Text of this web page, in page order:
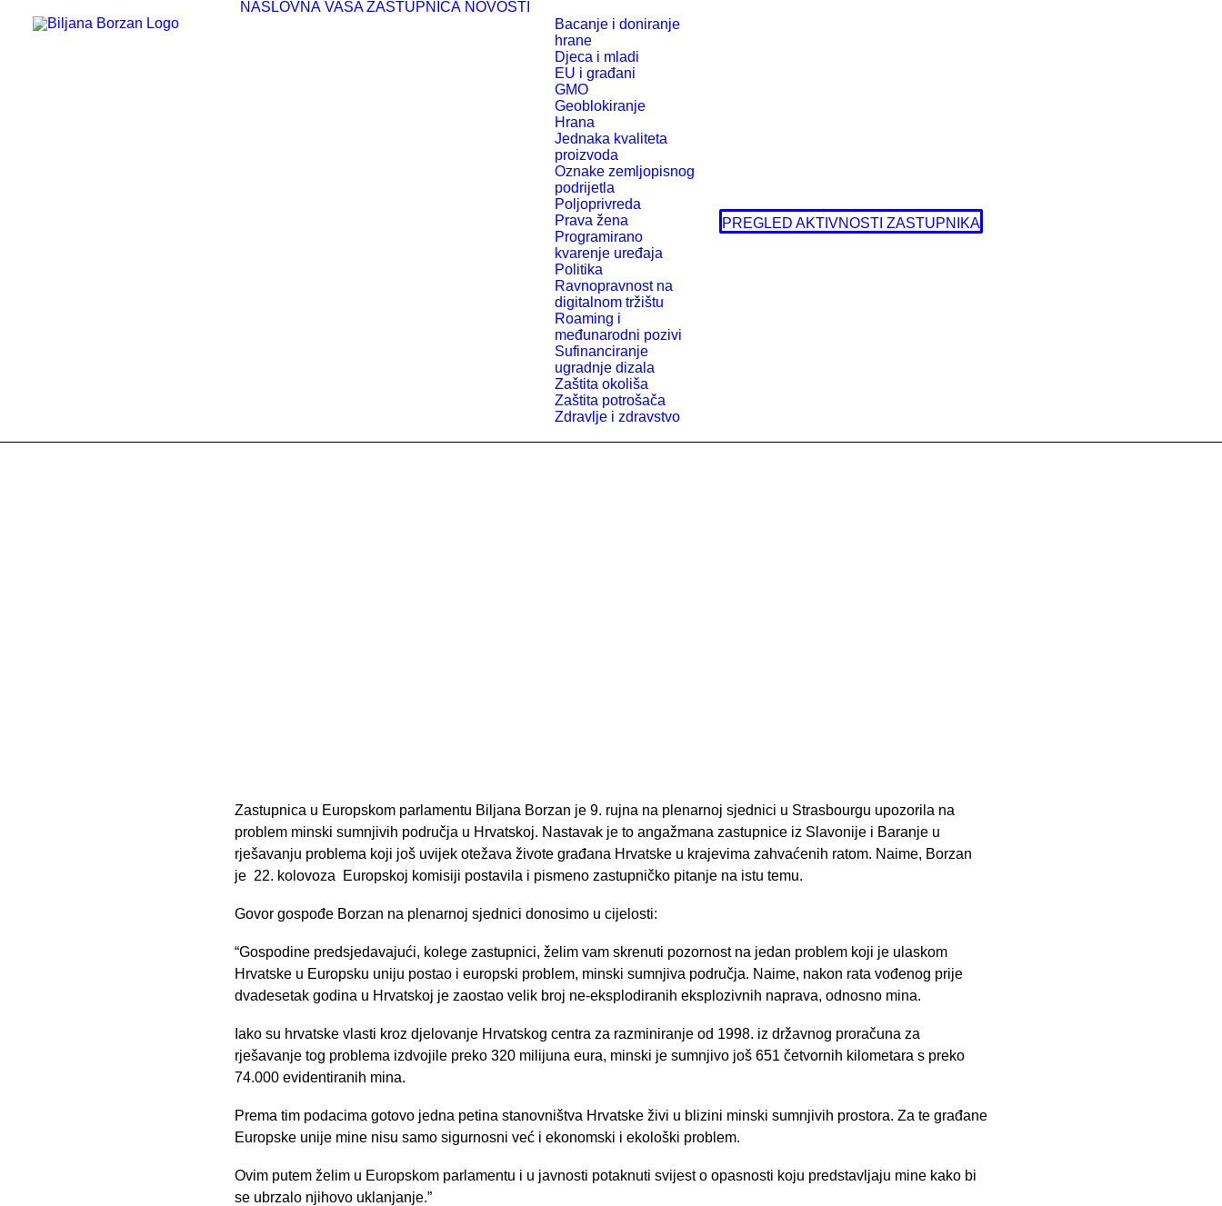
NASLOVNA VAŠA ZASTUPNICA NOVOSTI
Bacanje i doniranje
hrane
Djeca i mladi
EU i građani
GMO
Geoblokiranje
Hrana
Jednaka kvaliteta
proizvoda
Oznake zemljopisnog
podrijetla
Poljoprivreda
Prava žena
Programirano
kvarenje uređaja
Politika
Ravnopravnost na
digitalnom tržištu
Roaming i
međunarodni pozivi
Sufinanciranje
ugradnje dizala
Zaštita okoliša
Zaštita potrošača
Zdravlje i zdravstvo
PREGLED AKTIVNOSTI ZASTUPNIKA
Zastupnica u Europskom parlamentu Biljana Borzan je 9. rujna na plenarnoj sjednici u Strasbourgu upozorila na
problem minski sumnjivih područja u Hrvatskoj. Nastavak je to angažmana zastupnice iz Slavonije i Baranje u
rješavanju problema koji još uvijek otežava živote građana Hrvatske u krajevima zahvaćenih ratom. Naime, Borzan
je 22. kolovoza Europskoj komisiji postavila i pismeno zastupničko pitanje na istu temu.
Govor gospođe Borzan na plenarnoj sjednici donosimo u cijelosti:
“Gospodine predsjedavajući, kolege zastupnici, želim vam skrenuti pozornost na jedan problem koji je ulaskom
Hrvatske u Europsku uniju postao i europski problem, minski sumnjiva područja. Naime, nakon rata vođenog prije
dvadesetak godina u Hrvatskoj je zaostao velik broj ne-eksplodiranih eksplozivnih naprava, odnosno mina.
Iako su hrvatske vlasti kroz djelovanje Hrvatskog centra za razminiranje od 1998. iz državnog proračuna za
rješavanje tog problema izdvojile preko 320 milijuna eura, minski je sumnjivo još 651 četvornih kilometara s preko
74.000 evidentiranih mina.
Prema tim podacima gotovo jedna petina stanovništva Hrvatske živi u blizini minski sumnjivih prostora. Za te građane
Europske unije mine nisu samo sigurnosni već i ekonomski i ekološki problem.
Ovim putem želim u Europskom parlamentu i u javnosti potaknuti svijest o opasnosti koju predstavljaju mine kako bi
se ubrzalo njihovo uklanjanje.”